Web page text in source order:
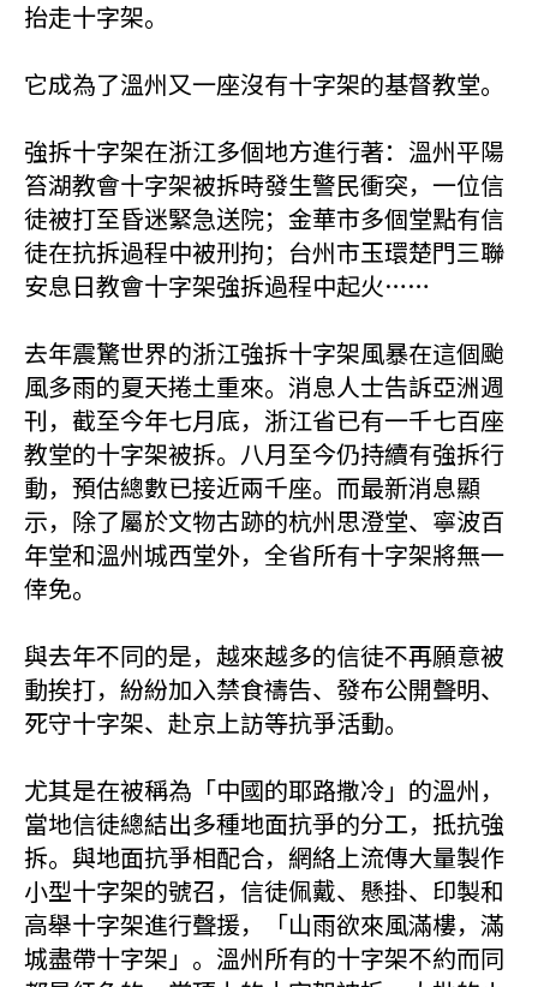
抬走十字架。
它成為了溫州又一座沒有十字架的基督教堂。
強拆十字架在浙江多個地方進行著：溫州平陽
笞湖教會十字架被拆時發生警民衝突，一位信
徒被打至昏迷緊急送院；金華市多個堂點有信
徒在抗拆過程中被刑拘；台州市玉環楚門三聯
安息日教會十字架強拆過程中起火……
去年震驚世界的浙江強拆十字架風暴在這個颱
風多雨的夏天捲土重來。消息人士告訴亞洲週
刊，截至今年七月底，浙江省已有一千七百座
教堂的十字架被拆。八月至今仍持續有強拆行
動，預估總數已接近兩千座。而最新消息顯
示，除了屬於文物古跡的杭州思澄堂、寧波百
年堂和溫州城西堂外，全省所有十字架將無一
倖免。
與去年不同的是，越來越多的信徒不再願意被
動挨打，紛紛加入禁食禱告、發布公開聲明、
死守十字架、赴京上訪等抗爭活動。
尤其是在被稱為「中國的耶路撒冷」的溫州，
當地信徒總結出多種地面抗爭的分工，抵抗強
拆。與地面抗爭相配合，網絡上流傳大量製作
小型十字架的號召，信徒佩戴、懸掛、印製和
高舉十字架進行聲援，「山雨欲來風滿樓，滿
城盡帶十字架」。溫州所有的十字架不約而同